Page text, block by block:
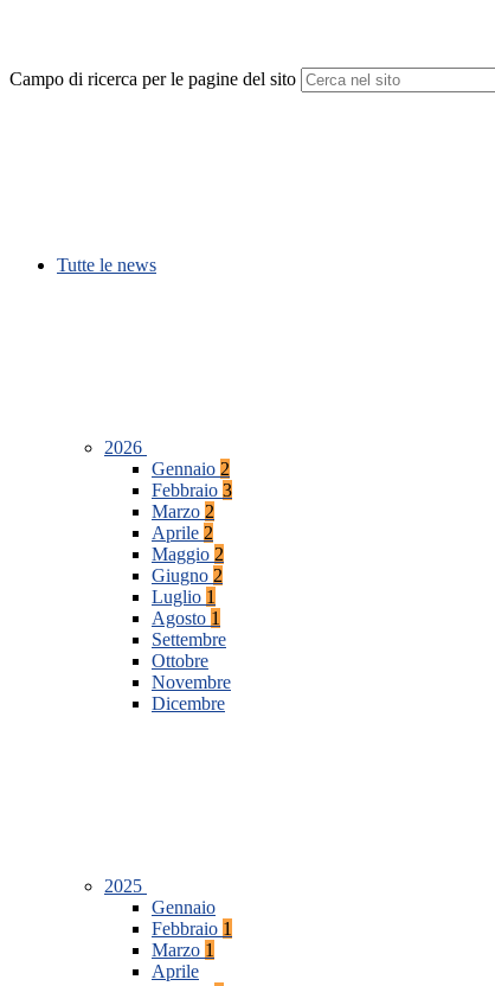
Campo di ricerca per le pagine del sito
Tutte le news
2026
Gennaio 2
Febbraio 3
Marzo 2
Aprile 2
Maggio 2
Giugno 2
Luglio 1
Agosto 1
Settembre
Ottobre
Novembre
Dicembre
2025
Gennaio
Febbraio 1
Marzo 1
Aprile